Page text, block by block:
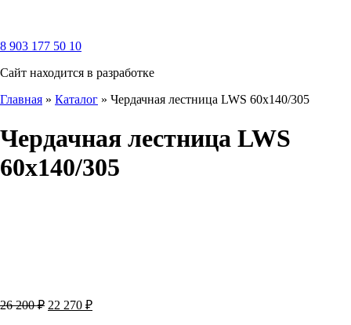
8 903 177 50 10
Сайт находится в разработке
Главная » Каталог » Чердачная лестница LWS 60х140/305
Чердачная лестница LWS
60х140/305
26 200₽ Первоначальная
22 270 ₽Текущая